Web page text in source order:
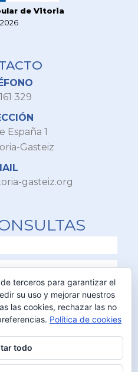
de Vitoria
329
España 1
Gasteiz
gasteiz.org
terceros para garantizar el
su uso y mejorar nuestros
las cookies, rechazar las no
Política de cookies
todo